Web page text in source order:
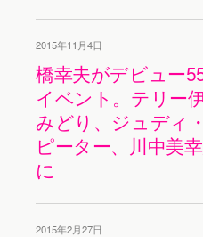
2015年11月4日
橋幸夫がデビュー
イベント。テリー
みどり、ジュディ
ピーター、川中美
に
2015年2月27日